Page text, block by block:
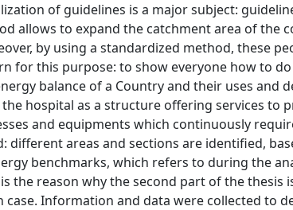
of guidelines is a major subject:
allows to expand the catchment area of the
by using a standardized method, these
for this purpose: to show everyone how to
balance of a Country and their uses and
hospital as a structure offering services to
and equipments which continuously
different areas and sections are identified,
benchmarks, which refers to during the
the reason why the second part of the
case. Information and data were collected to